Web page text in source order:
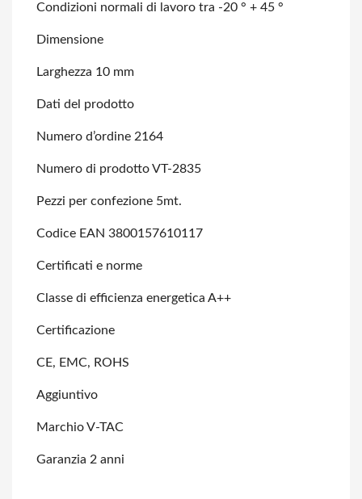
Condizioni normali di lavoro tra -20 ° + 45 °
Dimensione
Larghezza 10 mm
Dati del prodotto
Numero d’ordine 2164
Numero di prodotto VT-2835
Pezzi per confezione 5mt.
Codice EAN 3800157610117
Certificati e norme
Classe di efficienza energetica A++
Certificazione
CE, EMC, ROHS
Aggiuntivo
Marchio V-TAC
Garanzia 2 anni